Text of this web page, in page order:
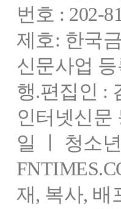
번호 : 202-
제호: 한국
신문사업
행.편집인 :
인터넷신문
일 ㅣ 청소
재, 복사, 배